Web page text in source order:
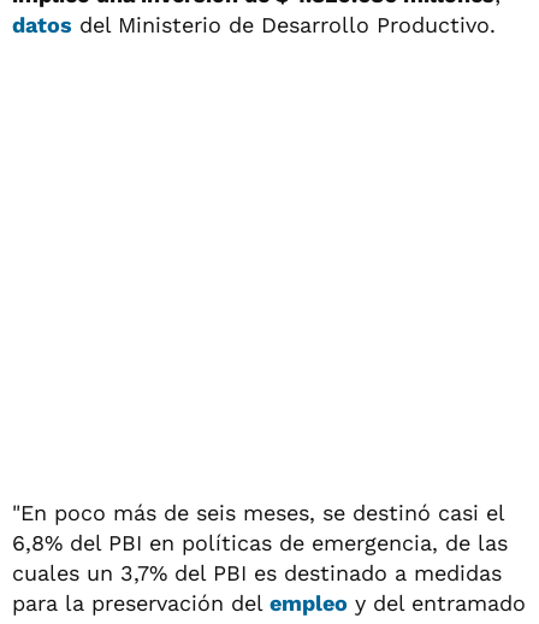
datos del Ministerio de Desarrollo Productivo.
"En poco más de seis meses, se destinó casi el
6,8% del PBI en políticas de emergencia, de las
cuales un 3,7% del PBI es destinado a medidas
para la preservación del empleo y del entramado